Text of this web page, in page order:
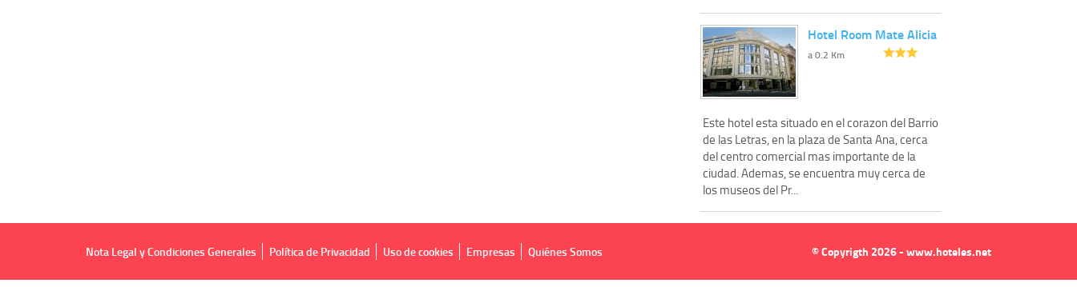
Hotel Room Mate Alicia
a 0.2 Km
Este hotel esta situado en el corazon del Barrio
de las Letras, en la plaza de Santa Ana, cerca
del centro comercial mas importante de la
ciudad. Ademas, se encuentra muy cerca de
los museos del Pr...
Nota Legal y Condiciones Generales Política de Privacidad Uso de cookies Empresas Quiénes Somos © Copyrigth 2026 - www.hoteles.net